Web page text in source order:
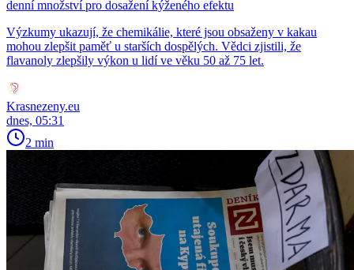
denní množství pro dosažení kýženého efektu
Výzkumy ukazují, že chemikálie, které jsou obsaženy v kakau
mohou zlepšit paměť u starších dospělých. Vědci zjistili, že
flavanoly zlepšily výkon u lidí ve věku 50 až 75 let.
Krasnezeny.eu
dnes, 05:31
2 min